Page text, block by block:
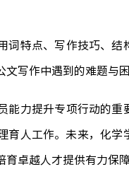
词特点、写作技巧、结
写作中遇到的难题与
能力提升专项行动的重
育人工作。未来，化
卓越人才提供有力保障